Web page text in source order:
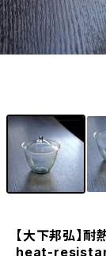
【大下邦弘】
heat-